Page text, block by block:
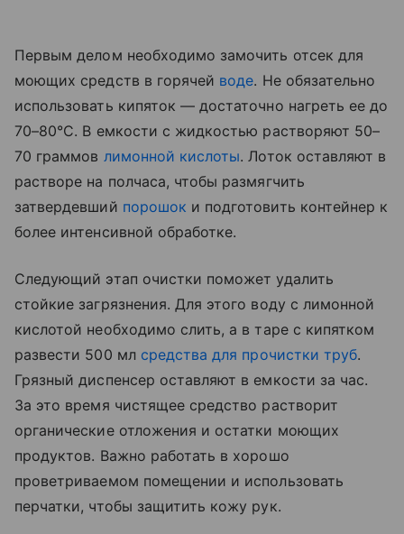
Первым делом необходимо замочить отсек для
моющих средств в горячей воде. Не обязательно
использовать кипяток — достаточно нагреть ее до
70–80°C. В емкости с жидкостью растворяют 50–
70 граммов лимонной кислоты. Лоток оставляют в
растворе на полчаса, чтобы размягчить
затвердевший порошок и подготовить контейнер к
более интенсивной обработке.
Следующий этап очистки поможет удалить
стойкие загрязнения. Для этого воду с лимонной
кислотой необходимо слить, а в таре с кипятком
развести 500 мл средства для прочистки труб.
Грязный диспенсер оставляют в емкости за час.
За это время чистящее средство растворит
органические отложения и остатки моющих
продуктов. Важно работать в хорошо
проветриваемом помещении и использовать
перчатки, чтобы защитить кожу рук.